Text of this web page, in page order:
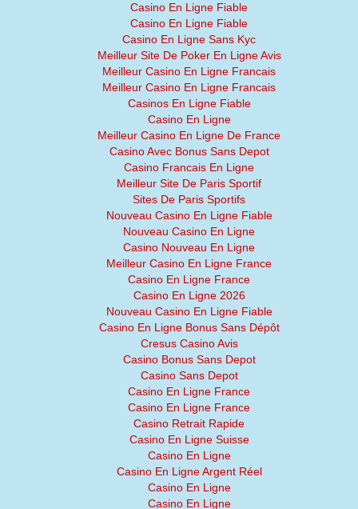
Casino En Ligne Fiable
Casino En Ligne Fiable
Casino En Ligne Sans Kyc
Meilleur Site De Poker En Ligne Avis
Meilleur Casino En Ligne Francais
Meilleur Casino En Ligne Francais
Casinos En Ligne Fiable
Casino En Ligne
Meilleur Casino En Ligne De France
Casino Avec Bonus Sans Depot
Casino Francais En Ligne
Meilleur Site De Paris Sportif
Sites De Paris Sportifs
Nouveau Casino En Ligne Fiable
Nouveau Casino En Ligne
Casino Nouveau En Ligne
Meilleur Casino En Ligne France
Casino En Ligne France
Casino En Ligne 2026
Nouveau Casino En Ligne Fiable
Casino En Ligne Bonus Sans Dépôt
Cresus Casino Avis
Casino Bonus Sans Depot
Casino Sans Depot
Casino En Ligne France
Casino En Ligne France
Casino Retrait Rapide
Casino En Ligne Suisse
Casino En Ligne
Casino En Ligne Argent Réel
Casino En Ligne
Casino En Ligne